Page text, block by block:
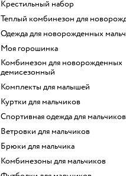
Крестильный набор
Теплый комбинезон для
Одежда для новорожденных
Моя горошинка
Комбинезон для новорожденных
демисезонный
Комплекты для малышей
Куртки для мальчиков
Спортивная одежда для мальчиков
Ветровки для мальчиков
Брюки для мальчика
Комбинезоны для мальчиков